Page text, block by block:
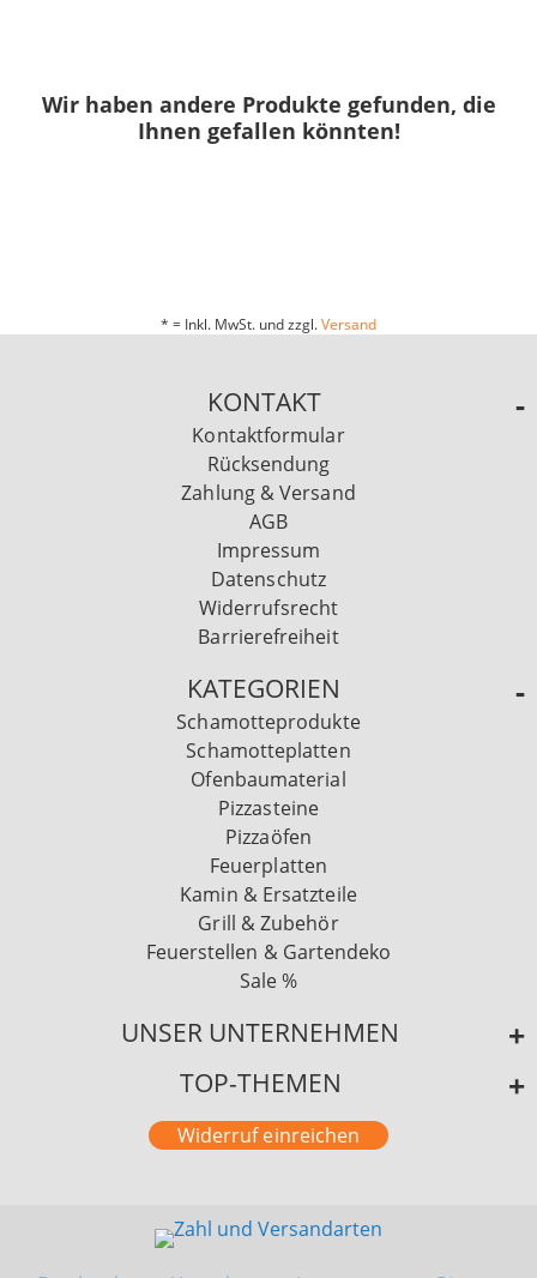
Wir haben andere Produkte gefunden, die
Ihnen gefallen könnten!
* = Inkl. MwSt. und zzgl.Versand
KONTAKT
Kontaktformular
Rücksendung
Zahlung & Versand
AGB
Impressum
Datenschutz
Widerrufsrecht
Barrierefreiheit
KATEGORIEN
Schamotteprodukte
Schamotteplatten
Ofenbaumaterial
Pizzasteine
Pizzaöfen
Feuerplatten
Kamin & Ersatzteile
Grill & Zubehör
Feuerstellen & Gartendeko
Sale %
UNSER UNTERNEHMEN
TOP-THEMEN
Widerruf einreichen